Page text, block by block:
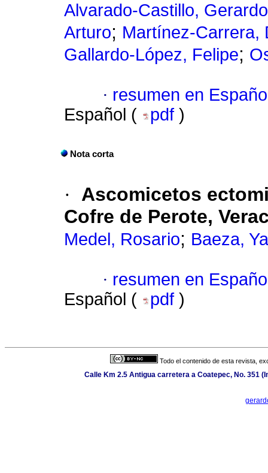
Alvarado-Castillo, Gerardo
Arturo; Martínez-Carrera,
Gallardo-López, Felipe;
· resumen en
Español (
pdf )
Nota corta
·
Ascomicetos
Cofre de Perote,
Medel, Rosario; Baeza,
· resumen en
Español (
pdf )
Todo el contenido de esta revista,
Calle Km 2.5 Antigua carretera a Coatepec, No. 351